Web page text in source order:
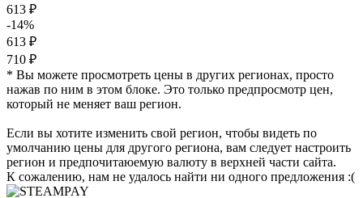
613 ₽
-14%
613 ₽
710 ₽
* Вы можете просмотреть цены в других регионах, просто
нажав по ним в этом блоке. Это только предпросмотр цен,
который не меняет ваш регион.
Если вы хотите изменить свой регион, чтобы видеть по
умолчанию цены для другого региона, вам следует настроить
регион и предпочитаюемую валюту в верхней части сайта.
К сожалению, нам не удалось найти ни одного предложения :(